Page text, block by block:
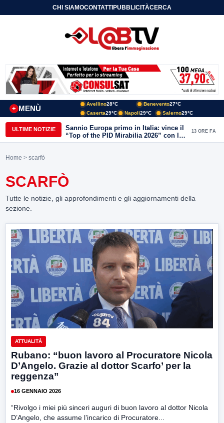
CHI SIAMOCONTATTIPUBBLICITÀCERCA
MENÙ
+
Avellino28°C Benevento27°C
Caserta29°C Napoli29°C Salerno29°C
ULTIME NOTIZIE
Sannio Europa primo in Italia: vince il
“Top of the PID Mirabilia 2026” con la
realtà virtuale nei musei del Sannio
13 ORE FA
Home > scarfò
SCARFÒ
Tutte le notizie, gli approfondimenti e gli aggiornamenti della
sezione.
ATTUALITÀ
Rubano: “buon lavoro al Procuratore Nicola
D’Angelo. Grazie al dottor Scarfo’ per la
reggenza”
16 GENNAIO 2026
“Rivolgo i miei più sinceri auguri di buon lavoro al dottor Nicola
D’Angelo, che assume l’incarico di Procuratore...